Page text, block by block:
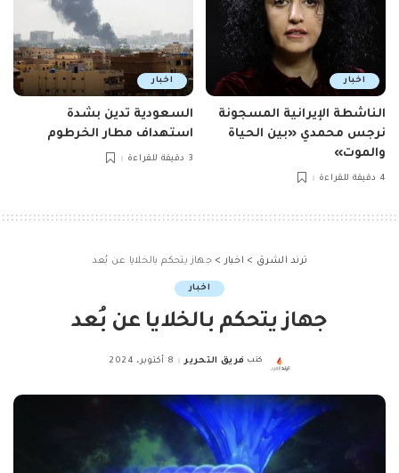
اخبار
الناشطة الإيرانية المسجونة
نرجس محمدي «بين الحياة
والموت»
4 دقيقة للقراءة
اخبار
السعودية تدين بشدة
استهداف مطار الخرطوم
3 دقيقة للقراءة
ترند الشرق > اخبار >جهاز يتحكم بالخلايا عن بُعد
اخبار
جهاز يتحكم بالخلايا عن بُعد
Posted
كتب فريق التحرير 8 أكتوبر، 2024